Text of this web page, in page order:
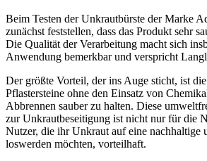
Beim Testen der Unkrautbürste der Marke
zunächst feststellen, dass das Produkt sehr
Die Qualität der Verarbeitung macht sich
Anwendung bemerkbar und verspricht
Der größte Vorteil, der ins Auge sticht, ist
Pflastersteine ohne den Einsatz von
Abbrennen sauber zu halten. Diese
zur Unkrautbeseitigung ist nicht nur für die
Nutzer, die ihr Unkraut auf eine nachhaltige
loswerden möchten, vorteilhaft.